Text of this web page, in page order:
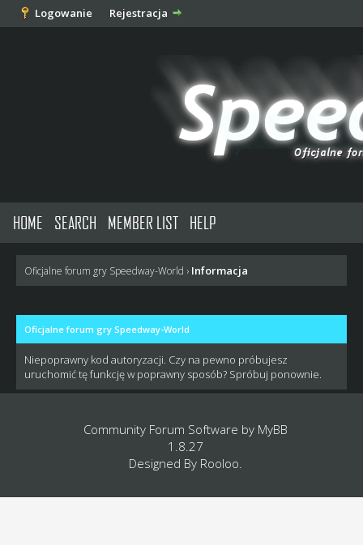
Logowanie Rejestracja
HOME SEARCH MEMBER LIST HELP
Oficjalne forum gry Speedway-World › Informacja
Oficjalne forum gry Speedway-World
Niepoprawny kod autoryzacji. Czy na pewno próbujesz
uruchomić tę funkcję w poprawny sposób? Spróbuj ponownie.
Community Forum Software by MyBB
1.8.27
Designed By Rooloo.